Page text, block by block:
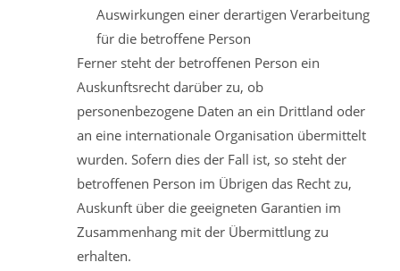
Auswirkungen einer derartigen Verarbeitung
für die betroffene Person
Ferner steht der betroffenen Person ein
Auskunftsrecht darüber zu, ob
personenbezogene Daten an ein Drittland oder
an eine internationale Organisation übermittelt
wurden. Sofern dies der Fall ist, so steht der
betroffenen Person im Übrigen das Recht zu,
Auskunft über die geeigneten Garantien im
Zusammenhang mit der Übermittlung zu
erhalten.